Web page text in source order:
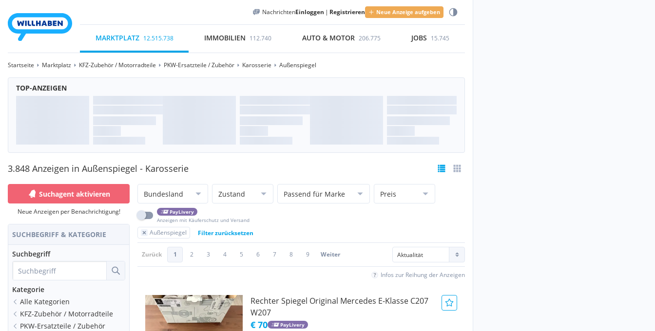
NachrichtenEinloggen | Registrieren Neue Anzeige aufgeben
MARKTPLATZ 12.515.738 IMMOBILIEN 112.740 AUTO & MOTOR 206.775 JOBS 15.745
Startseite Marktplatz KFZ-Zubehör / Motorradteile PKW-Ersatzteile / Zubehör Karosserie Außenspiegel
TOP-ANZEIGEN
3.848 Anzeigen in Außenspiegel - Karosserie
Suchagent aktivieren
Neue Anzeigen per Benachrichtigung!
SUCHBEGRIFF & KATEGORIE
Suchbegriff
Kategorie
Alle Kategorien
KFZ-Zubehör / Motorradteile
PKW-Ersatzteile / Zubehör
Bundesland Zustand Passend für Marke Preis
PayLivery
Anzeigen mit Käuferschutz und Versand
Außenspiegel Filter zurücksetzen
Zurück 1 2 3 4 5 6 7 8 9 Weiter
Infos zur Reihung der Anzeigen
Rechter Spiegel Original Mercedes E-Klasse C207
W207
€ 70 PayLivery